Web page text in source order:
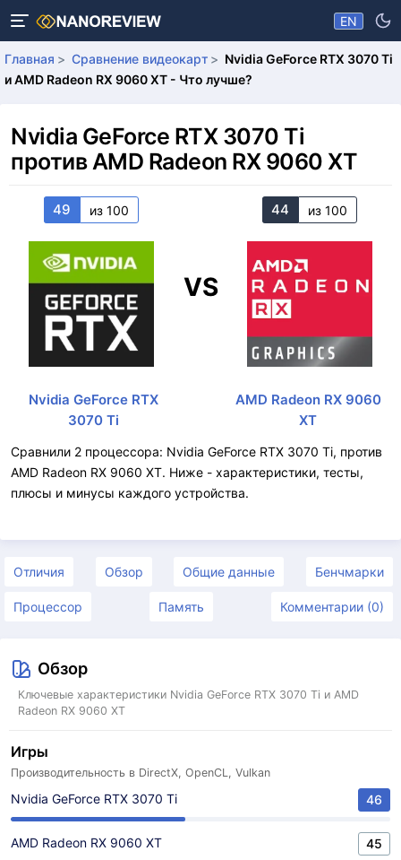
EN
Главная Сравнение видеокарт
Nvidia GeForce RTX 3070 Ti
и AMD Radeon RX 9060 XT - Что лучше?
Nvidia GeForce RTX 3070 Ti
против AMD Radeon RX 9060 XT
49 из 100
VS
44 из 100
Nvidia GeForce RTX
3070 Ti
AMD Radeon RX 9060
XT
Сравнили 2 процессора: Nvidia GeForce RTX 3070 Ti, против
AMD Radeon RX 9060 XT. Ниже - характеристики, тесты,
плюсы и минусы каждого устройства.
Отличия Обзор Общие данные Бенчмарки
Процессор Память Комментарии (0)
Обзор
Ключевые характеристики Nvidia GeForce RTX 3070 Ti и AMD
Radeon RX 9060 XT
Игры
Производительность в DirectX, OpenCL, Vulkan
Nvidia GeForce RTX 3070 Ti 46
AMD Radeon RX 9060 XT 45